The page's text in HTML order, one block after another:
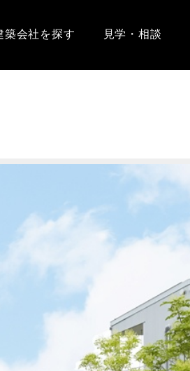
築会社を探す 見学・相談